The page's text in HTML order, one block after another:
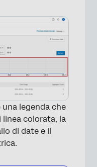
legenda che
colorata, la
di date e il